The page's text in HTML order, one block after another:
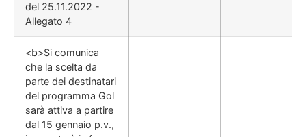
del 25.11.2022 -
Allegato 4
<b>Si comunica
che la scelta da
parte dei destinatari
del programma Gol
sarà attiva a partire
dal 15 gennaio p.v.,